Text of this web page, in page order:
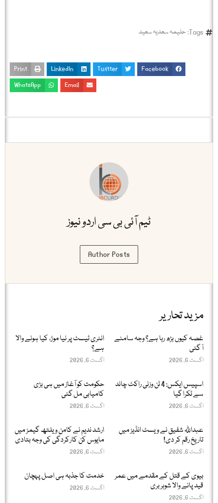
Tags: حلیمہ سعدیہ سعید
Facebook
Twitter
LinkedIn
Print
Email
WhatsApp
ٹیم آئی بی سی اردو نیوز
Author Posts
مزید تحاریر
غصہ کیوں بڑھ رہا ہے؟ وجہ سامنے
آ گئی
اگست 6, 2026
انٹری ٹیسٹ پر نیا موڑ، کیا ہونے والا
ہے؟
اگست 6, 2026
اسپیس ایکس: 4 ٹن وزنی راکٹ چاند
سے ٹکرا گیا
اگست 6, 2026
حکومت کو آغاز میں ہی بڑی
کامیابی مل گئی
اگست 6, 2026
عبداللّٰہ شفیق نے ویسٹ انڈیز میں
تاریخ رقم کر دی!
اگست 6, 2026
ارشد ندیم نے کامن ویلتھ گیمز میں
مایوس کن کارکردگی کی وجہ بتادی
اگست 6, 2026
بیوی کے قتل کے مقدمے میں عمر
قید پانے والا شوہر بری
اگست 6, 2026
خدمت کا جذبہ ہی اصل پہچان
اگست 6, 2026